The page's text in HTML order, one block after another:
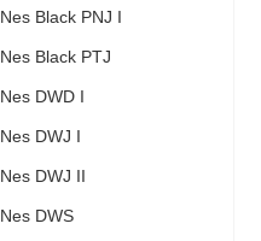
Nes Black PNJ I
Nes Black PTJ
Nes DWD I
Nes DWJ I
Nes DWJ II
Nes DWS